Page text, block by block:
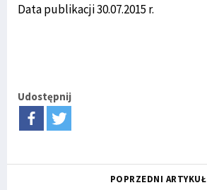
Data publikacji 30.07.2015 r.
Udostępnij
POPRZEDNI ARTYKUŁ